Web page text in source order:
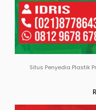
Situs Penyedia Plastik